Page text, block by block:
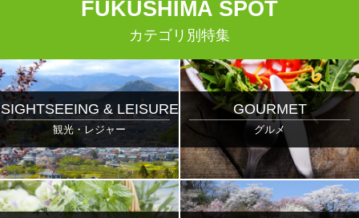
FUKUSHIMA SPOT
カテゴリ別特集
SIGHTSEEING & LEISURE
観光・レジャー
GOURMET
グルメ